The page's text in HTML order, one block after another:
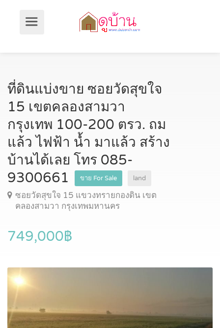
ที่ดินแบ่งขาย ซอยวัดสุขใจ
15 เขตคลองสามวา
กรุงเทพ 100-200 ตรว. ถม
แล้ว ไฟฟ้า น้ำ มาแล้ว สร้าง
บ้านได้เลย โทร 085-
9300661
ขาย For Sale land
ซอยวัดสุขใจ 15 แขวงทรายกองดิน เขต
คลองสามวา กรุงเทพมหานคร
749,000฿